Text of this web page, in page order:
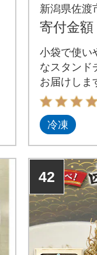
新潟県佐渡
寄付金額
小袋で使い
なスタンド
お届けしま
冷凍
42